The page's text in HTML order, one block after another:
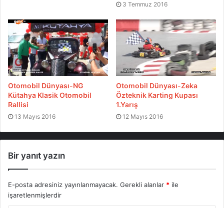
3 Temmuz 2016
Otomobil Dünyası-NG
Kütahya Klasik Otomobil
Rallisi
13 Mayıs 2016
Otomobil Dünyası-Zeka
Özteknik Karting Kupası
1.Yarış
12 Mayıs 2016
Bir yanıt yazın
E-posta adresiniz yayınlanmayacak. Gerekli alanlar * ile
işaretlenmişlerdir